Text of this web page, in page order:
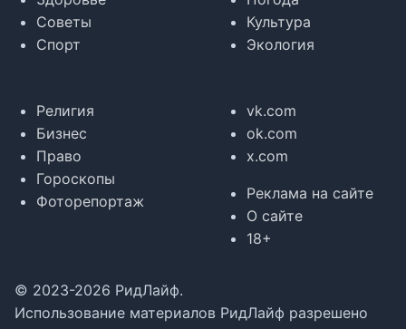
Советы
Спорт
Культура
Экология
Религия
Бизнес
Право
Гороскопы
Фоторепортаж
vk.com
ok.com
x.com
Реклама на сайте
О сайте
18+
© 2023-2026 РидЛайф.
Использование материалов РидЛайф разрешено